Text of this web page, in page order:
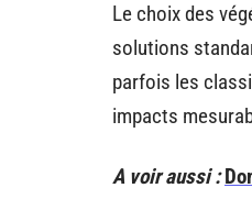
Le choix des
solutions
parfois les
impacts
A voir aussi :